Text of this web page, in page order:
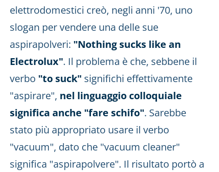
elettrodomestici creò, negli anni '70, uno
slogan per vendere una delle sue
aspirapolveri: "Nothing sucks like an
Electrolux". Il problema è che, sebbene il
verbo "to suck" significhi effettivamente
"aspirare", nel linguaggio colloquiale
significa anche "fare schifo". Sarebbe
stato più appropriato usare il verbo
"vacuum", dato che "vacuum cleaner"
significa "aspirapolvere". Il risultato portò a